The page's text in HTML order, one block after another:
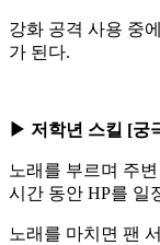
강화 공격 사용 중
가 된다.
▶ 저학년 스킬 [궁
노래를 부르며 주
시간 동안 HP를 일
노래를 마치면 팬